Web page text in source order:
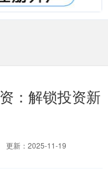
：解锁投资新
更新：2025-11-19